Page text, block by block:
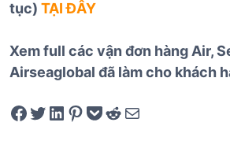
tục) TẠI ĐÂY
Xem full các vận đơn hàng Air,
Airseaglobal đã làm cho khách
Share on Facebook Tweet on Twitter Share on LinkedIn Pin on Pinterest Save to pocket Share on Reddit Share via Email